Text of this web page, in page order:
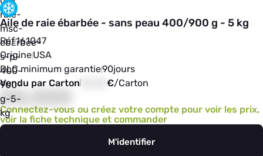
Aile de raie ébarbée - sans peau 400/900 g - 5 kg
Réf161047
OrigineUSA
DLC minimum garantie90jours
Vendu par Carton
€/Carton
00,000
Connectez-vous ou créez votre compte pour voir les prix,
voir la fiche technique et commander
M'identifier